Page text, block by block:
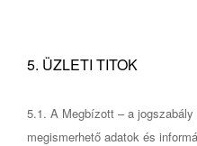
5. ÜZLETI TITOK
5.1. A Megbízott – a
megismerhető adatok és